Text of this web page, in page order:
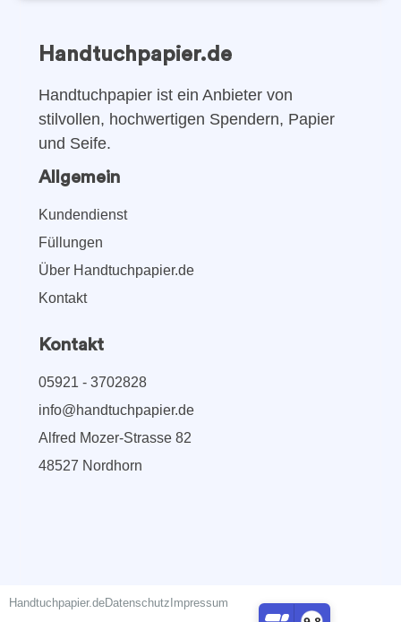
Handtuchpapier.de
Handtuchpapier ist ein Anbieter von
stilvollen, hochwertigen Spendern, Papier
und Seife.
Allgemein
Kundendienst
Füllungen
Über Handtuchpapier.de
Kontakt
Kontakt
05921 - 3702828
info@handtuchpapier.de
Alfred Mozer-Strasse 82
48527 Nordhorn
Handtuchpapier.deDatenschutzImpressum